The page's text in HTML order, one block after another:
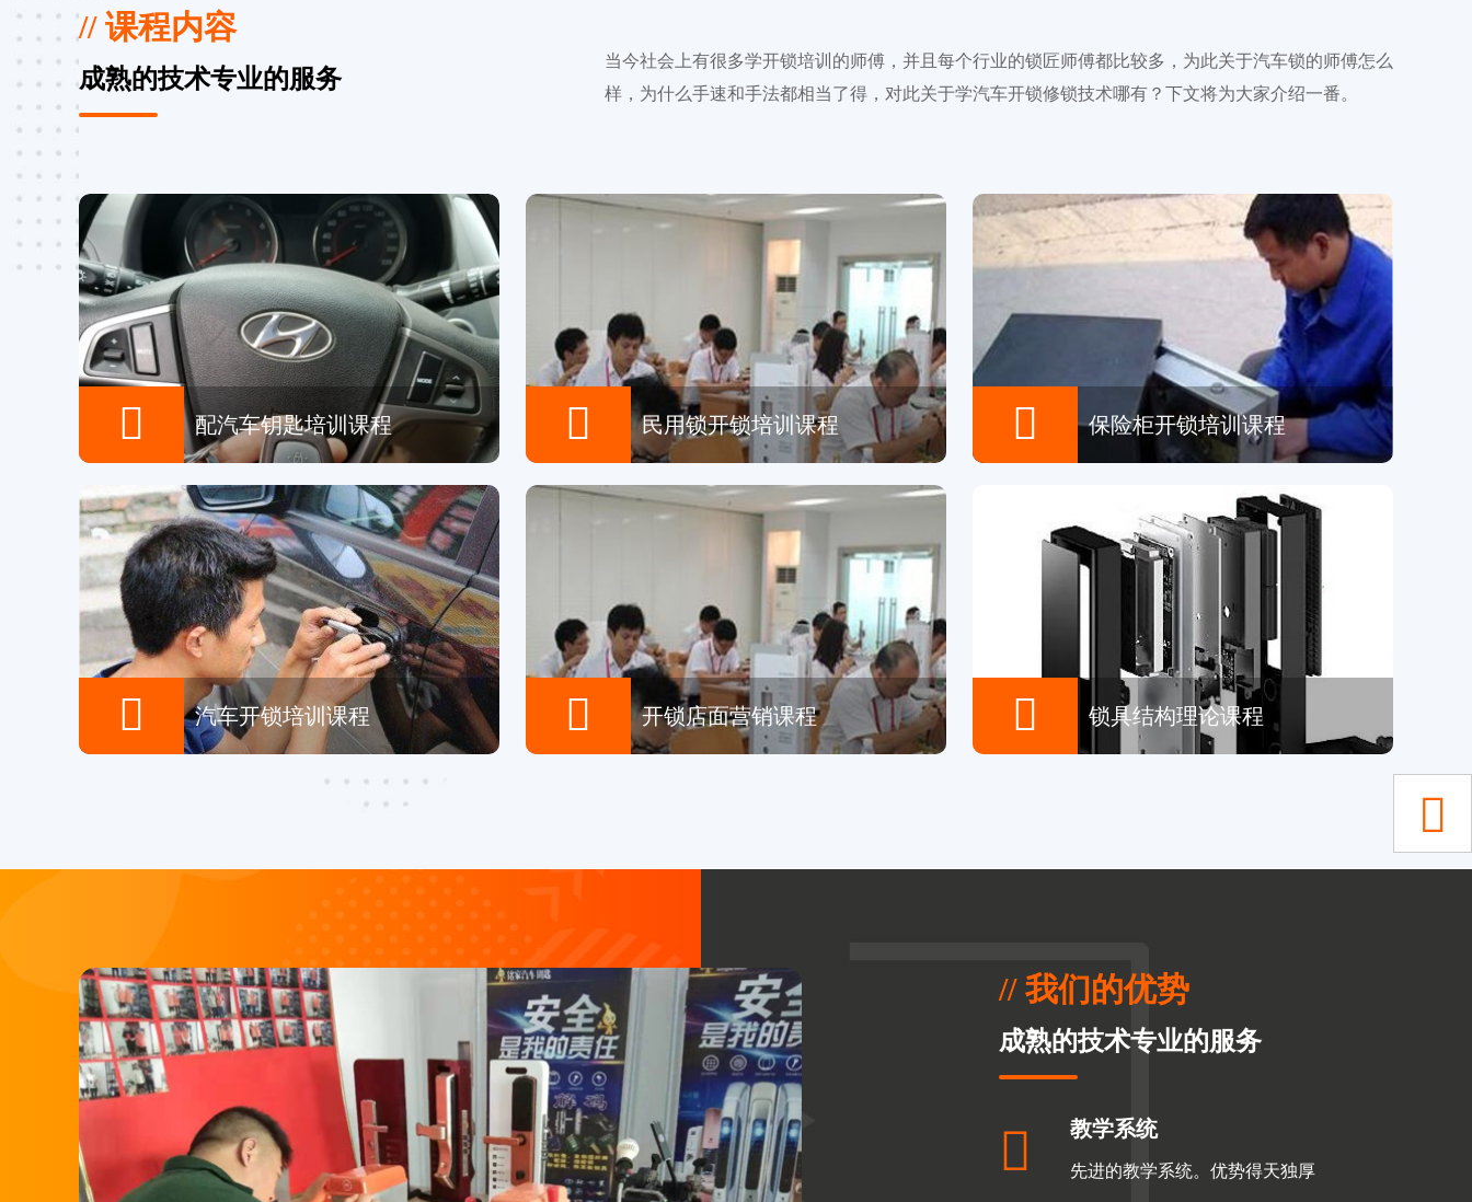
// 课程内容
成熟的技术专业的服务
当今社会上有很多学开锁培训的师傅，并且每个行业的锁匠师傅都比较多，为此关于汽车锁的师傅怎么
样，为什么手速和手法都相当了得，对此关于学汽车开锁修锁技术哪有？下文将为大家介绍一番。
 配汽车钥匙培训课程  民用锁开锁培训课程  保险柜开锁培训课程
 汽车开锁培训课程  开锁店面营销课程  锁具结构理论课程
// 我们的优势
成熟的技术专业的服务
 教学系统
先进的教学系统。优势得天独厚
